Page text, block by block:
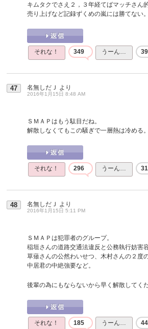
キムタクでさえ２，３年経てばマッチさん
売り上げなど記録ずくめの嵐には勝てない。
それな！ 349 うーん…
47 名無しだＪ より
2016年1月15日 8:48 AM
ＳＭＡＰはもう駄目だね。
解散しなくてもこの騒ぎで一層熱は冷める。
それな！ 296 うーん…
48 名無しだＪ より
2016年1月15日 5:11 PM
ＳＭＡＰは犯罪者のグループ。
稲垣さんの道路交通法違反と公務執行妨害
草薙さんの公然わいせつ、木村さんの２度
中居君の中絶強要など。
後輩の為にもならないから早く解散してくだ
それな！ 185 うーん…